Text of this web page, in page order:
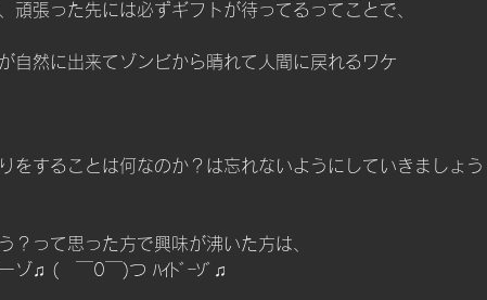
頑張った先には必ずギフトが待ってるってことで、
自然に出来てゾンビから晴れて人間に戻れるワケ
をすることは何なのか？は忘れないようにしていきましょう
？って思った方で興味が沸いた方は、
ゾ♫ (　￣0￣)つ ﾊｲﾄﾞｰｿﾞ♫